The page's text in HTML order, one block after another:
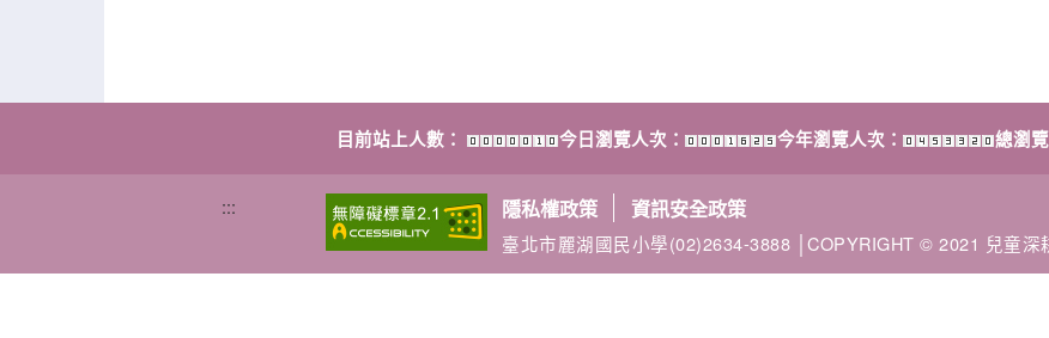
目前站上人數： 今日瀏覽人次： 今年瀏覽人次： 總瀏覽
::: 隱私權政策 資訊安全政策
臺北市麗湖國民小學(02)2634-3888 │COPYRIGHT © 2021 兒童